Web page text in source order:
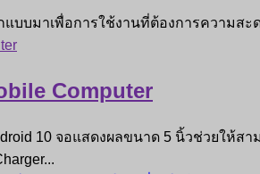
บบมาเพื่อการใช้งานที่ต้องการความส
Computer
10 จอแสดงผลขนาด 5 นิ้วช่วยให้